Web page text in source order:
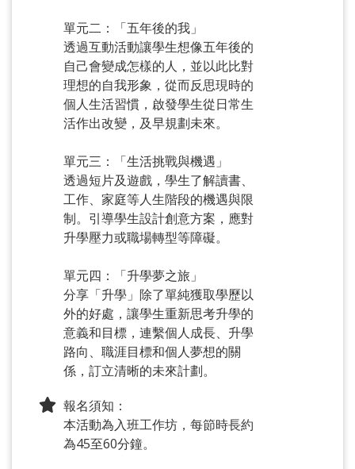
單元二：「五年後的我」
透過互動活動讓學生想像五年後的
自己會變成怎樣的人，並以此比對
理想的自我形象，從而反思現時的
個人生活習慣，啟發學生從日常生
活作出改變，及早規劃未來。
單元三：「生活挑戰與機遇」
透過短片及遊戲，學生了解讀書、
工作、家庭等人生階段的機遇與限
制。引導學生設計創意方案，應對
升學壓力或職場轉型等障礙。
單元四：「升學夢之旅」
分享「升學」除了單純獲取學歷以
外的好處，讓學生重新思考升學的
意義和目標，連繫個人成長、升學
路向、職涯目標和個人夢想的關
係，訂立清晰的未來計劃。
報名須知：
本活動為入班工作坊，每節時長約
為45至60分鐘。